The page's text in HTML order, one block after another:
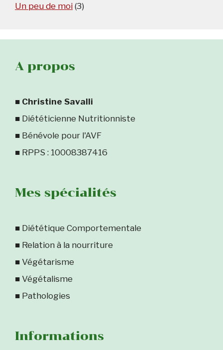
Un peu de moi (3)
A propos
■ Christine Savalli
■ Diététicienne Nutritionniste
■ Bénévole pour l'AVF
■ RPPS : 10008387416
Mes spécialités
■ Diététique Comportementale
■ Relation à la nourriture
■ Végétarisme
■ Végétalisme
■ Pathologies
Informations